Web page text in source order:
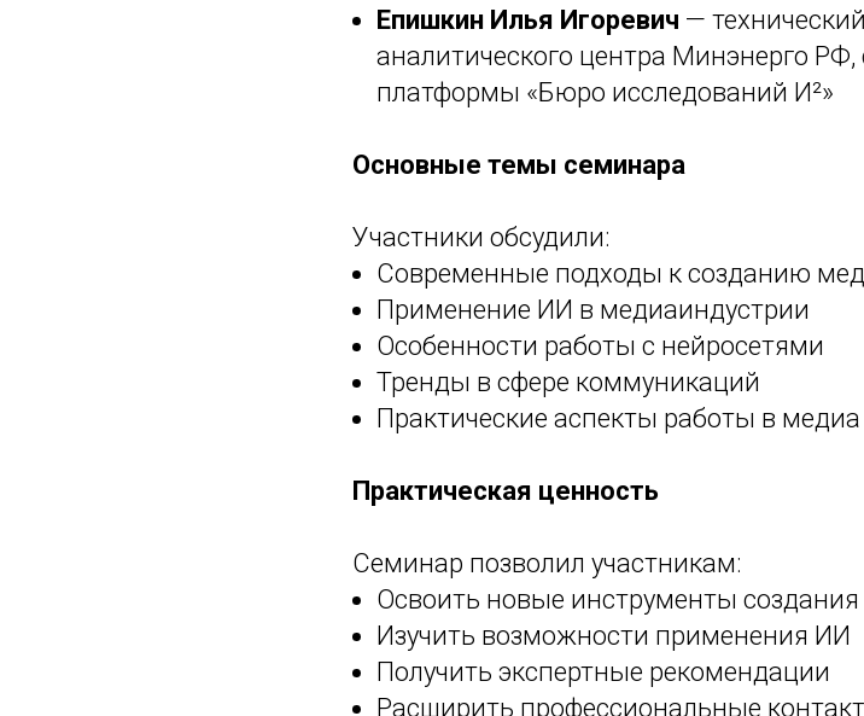
Епишкин Илья Игоревич —
аналитического центра Минэнерго РФ,
платформы «Бюро исследований И²»
Основные темы семинара
Участники обсудили:
Современные подходы к созданию
Применение ИИ в медиаиндустрии
Особенности работы с нейросетями
Тренды в сфере коммуникаций
Практические аспекты работы в медиа
Практическая ценность
Семинар позволил участникам:
Освоить новые инструменты создания
Изучить возможности применения ИИ
Получить экспертные рекомендации
Расширить профессиональные